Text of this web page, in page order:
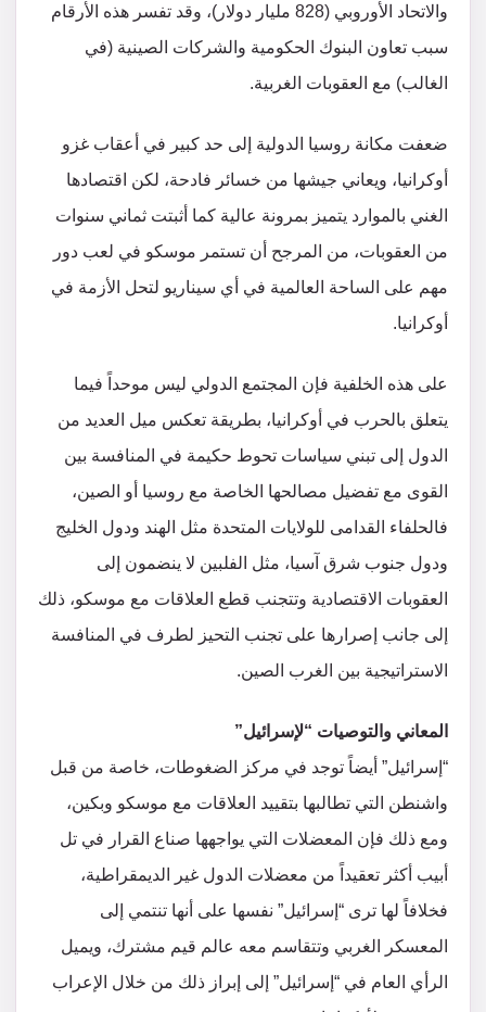
والاتحاد الأوروبي (828 مليار دولار)، وقد تفسر هذه الأرقام
سبب تعاون البنوك الحكومية والشركات الصينية (في
الغالب) مع العقوبات الغربية.
ضعفت مكانة روسيا الدولية إلى حد كبير في أعقاب غزو
أوكرانيا، ويعاني جيشها من خسائر فادحة، لكن اقتصادها
الغني بالموارد يتميز بمرونة عالية كما أثبتت ثماني سنوات
من العقوبات، من المرجح أن تستمر موسكو في لعب دور
مهم على الساحة العالمية في أي سيناريو لتحل الأزمة في
أوكرانيا.
على هذه الخلفية فإن المجتمع الدولي ليس موحداً فيما
يتعلق بالحرب في أوكرانيا، بطريقة تعكس ميل العديد من
الدول إلى تبني سياسات تحوط حكيمة في المنافسة بين
القوى مع تفضيل مصالحها الخاصة مع روسيا أو الصين،
فالحلفاء القدامى للولايات المتحدة مثل الهند ودول الخليج
ودول جنوب شرق آسيا، مثل الفلبين لا ينضمون إلى
العقوبات الاقتصادية وتتجنب قطع العلاقات مع موسكو، ذلك
إلى جانب إصرارها على تجنب التحيز لطرف في المنافسة
الاستراتيجية بين الغرب الصين.
المعاني والتوصيات “لإسرائيل”
“إسرائيل” أيضاً توجد في مركز الضغوطات، خاصة من قبل
واشنطن التي تطالبها بتقييد العلاقات مع موسكو وبكين،
ومع ذلك فإن المعضلات التي يواجهها صناع القرار في تل
أبيب أكثر تعقيداً من معضلات الدول غير الديمقراطية،
فخلافاً لها ترى “إسرائيل” نفسها على أنها تنتمي إلى
المعسكر الغربي وتتقاسم معه عالم قيم مشترك، ويميل
الرأي العام في “إسرائيل” إلى إبراز ذلك من خلال الإعراب